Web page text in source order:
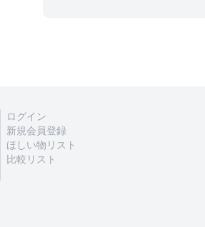
ログイン
新規会員登録
ほしい物リスト
比較リスト